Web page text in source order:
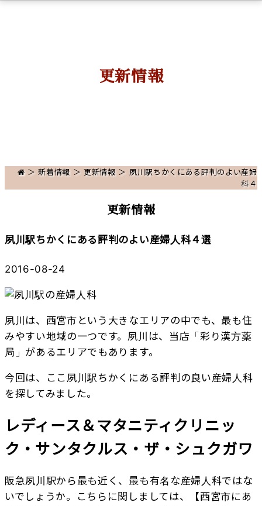
更新情報
＞新着情報 ＞更新情報＞ 夙川駅ちかくにある評判のよい産婦
科４
更新情報
夙川駅ちかくにある評判のよい産婦人科４選
2016-08-24
夙川は、西宮市という大きなエリアの中でも、最も住
みやすい地域の一つです。夙川は、当店「彩り漢方薬
局」があるエリアでもあります。
今回は、ここ夙川駅ちかくにある評判の良い産婦人科
を探してみました。
レディース＆マタニティクリニッ
ク・サンタクルス・ザ・シュクガワ
阪急夙川駅から最も近く、最も有名な産婦人科ではな
いでしょうか。こちらに関しましては、【西宮市にあ